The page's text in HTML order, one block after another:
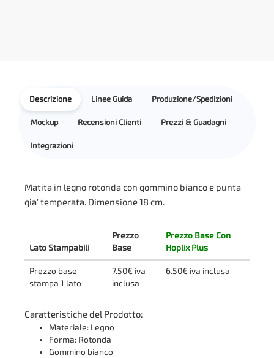
Descrizione Linee Guida Produzione/Spedizioni
Mockup Recensioni Clienti Prezzi & Guadagni
Integrazioni
Matita in legno rotonda con gommino bianco e punta
gia' temperata. Dimensione 18 cm.
Lato Stampabili
Prezzo
Base
Prezzo Base Con
Hoplix Plus
Prezzo base
stampa 1 lato
7.50€ iva
inclusa
6.50€ iva inclusa
Caratteristiche del Prodotto:
Materiale: Legno
Forma: Rotonda
Gommino bianco